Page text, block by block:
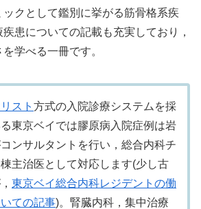
ックとして鑑別に挙がる筋骨格系疾
患についての記載も充実しており，
学べる一冊です。
スト 方式の入院診療システムを採
東京ベイでは膠原病入院症例は岩
ンサルタントを行い，総合内科チ
主治医として対応します(少し古
東京ベイ総合内科レジデントの働
ての記事)。腎臓内科，集中治療